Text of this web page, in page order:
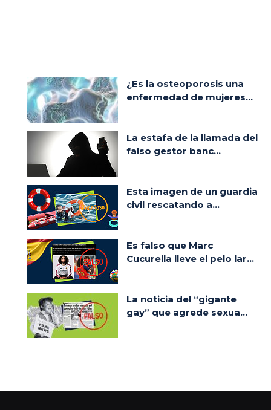
¿Es la osteoporosis una
enfermedad de mujeres...
La estafa de la llamada del
falso gestor banc...
Esta imagen de un guardia
civil rescatando a...
Es falso que Marc
Cucurella lleve el pelo lar...
La noticia del “gigante
gay” que agrede sexua...